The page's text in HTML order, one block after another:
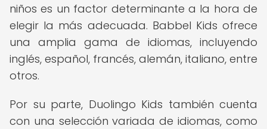
niños es un factor determinante a la hora de
elegir la más adecuada. Babbel Kids ofrece
una amplia gama de idiomas, incluyendo
inglés, español, francés, alemán, italiano, entre
otros.
Por su parte, Duolingo Kids también cuenta
con una selección variada de idiomas, como